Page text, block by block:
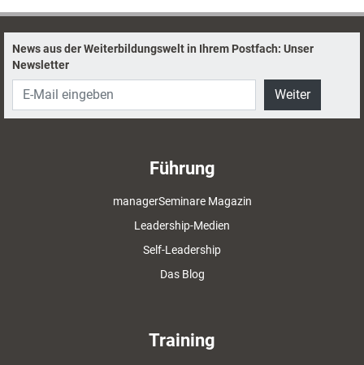
News aus der Weiterbildungswelt in Ihrem Postfach: Unser
Newsletter
Weiter
Führung
managerSeminare Magazin
Leadership-Medien
Self-Leadership
Das Blog
Training